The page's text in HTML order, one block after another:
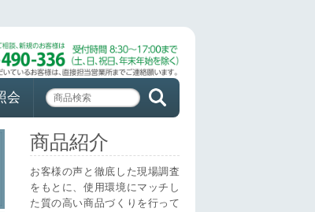
会
商品紹介
お客様の声と徹底した現場調査
をもとに、使用環境にマッチし
た質の高い商品づくりを行って